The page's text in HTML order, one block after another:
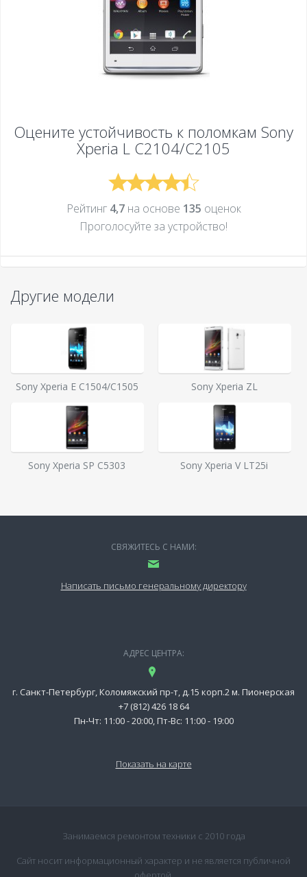
Оцените устойчивость к поломкам Sony
Xperia L C2104/C2105
Рейтинг 4,7на основе 135 оценок
Проголосуйте за устройcтво!
Другие модели
Sony Xperia E C1504/C1505 Sony Xperia ZL
Sony Xperia SP C5303 Sony Xperia V LT25i
СВЯЖИТЕСЬ С НАМИ:
Написать письмо генеральному директору
АДРЕС ЦЕНТРА:
г. Санкт-Петербург, Коломяжский пр-т, д.15 корп.2 м. Пионерская
+7 (812) 426 18 64
Пн-Чт: 11:00 - 20:00, Пт-Вс: 11:00 - 19:00
Показать на карте
Занимаемся ремонтом техники с 2010 года
Сайт носит информационный характер и не является публичной